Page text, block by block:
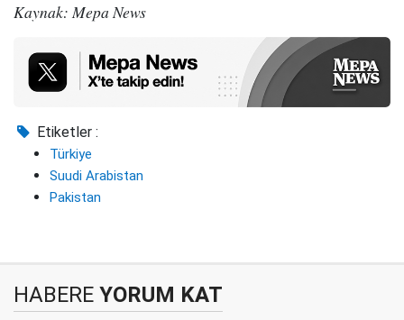
Kaynak: Mepa News
Etiketler :
Türkiye
Suudi Arabistan
Pakistan
HABERE YORUM KAT